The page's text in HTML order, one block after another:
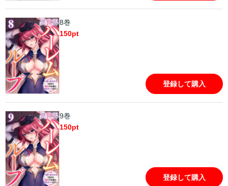
8巻
150pt
登録して購入
9巻
150pt
登録して購入